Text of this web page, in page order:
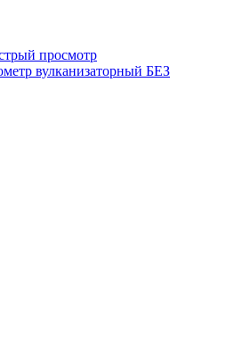
просмотр
вулканизаторный БЕЗ